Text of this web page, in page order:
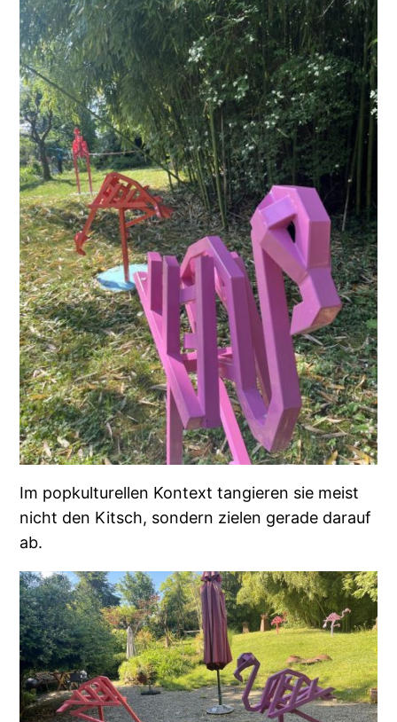
Im popkulturellen Kontext tangieren sie meist
nicht den Kitsch, sondern zielen gerade darauf
ab.